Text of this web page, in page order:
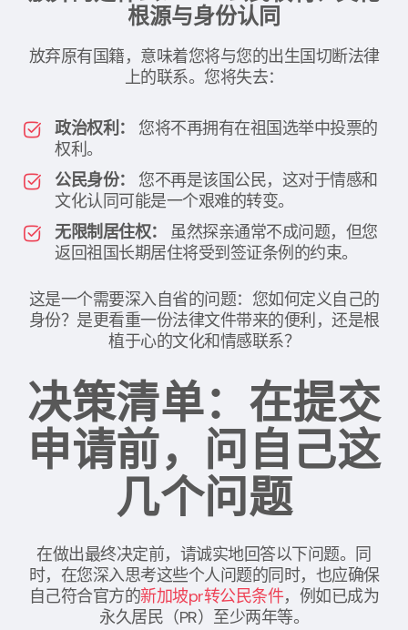
根源与身份认同
放弃原有国籍，意味着您将与您的出生国切断法律
上的联系。您将失去：
政治权利：
您将不再拥有在祖国选举中投票的
权利。
公民身份：
您不再是该国公民，这对于情感和
文化认同可能是一个艰难的转变。
无限制居住权：
虽然探亲通常不成问题，但您
返回祖国长期居住将受到签证条例的约束。
这是一个需要深入自省的问题：您如何定义自己的
身份？是更看重一份法律文件带来的便利，还是根
植于心的文化和情感联系？
决策清单：在提交
申请前，问自己这
几个问题
在做出最终决定前，请诚实地回答以下问题。同
时，在您深入思考这些个人问题的同时，也应确保
自己符合官方的新加坡pr转公民条件，例如已成为
永久居民（PR）至少两年等。